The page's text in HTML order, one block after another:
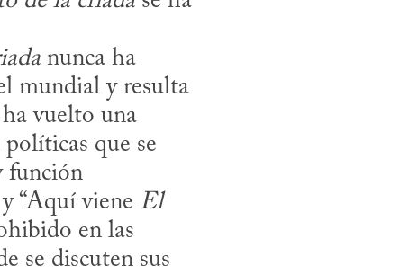
nunca ha
mundial y resulta
vuelto una
que se
función
y “Aquí viene El
en las
se discuten sus